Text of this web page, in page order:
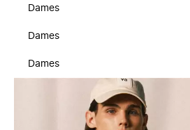
Dames
Dames
Dames